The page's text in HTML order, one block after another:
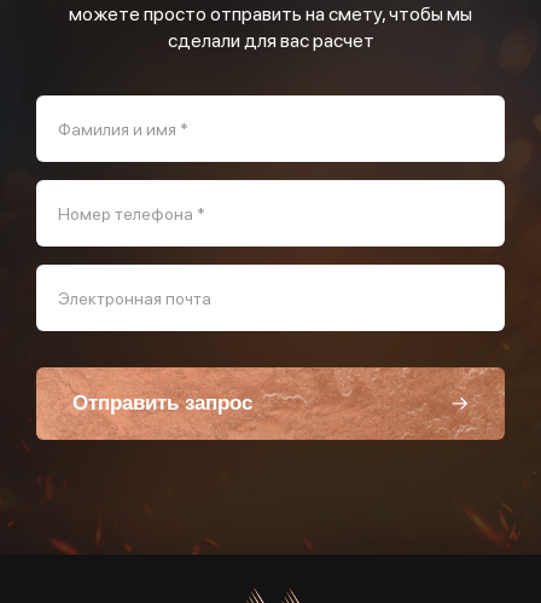
можете просто отправить на смету, чтобы мы
сделали для вас расчет
Фамилия и имя *
Номер телефона *
Электронная почта
Отправить запрос
Пользуясь данной формой вы соглашаетесь с политикой компании